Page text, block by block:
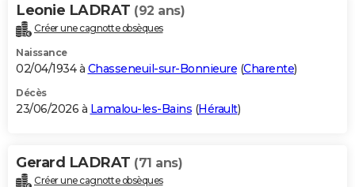
Carte de Noël
Carte Bonne année
Carte Saint-Valentin
Carte Pâques
Carte d'anniversaire
DICTIONNAIRE
Dictionnaire
Biographies
Citations
Expressions
Proverbes
PROGRAMME TV
S'inscrire
Se connecter
Lycées
Collèges
Primaires
Universités
Entreprises
Service militaire
Avis de recherche
AVIS DE DÉCÈS
Bricolage
Lifestyle
Culture
Sport
Auto
Television
Voyage
Cinema
Leonie LADRAT (92 ans)
Créer une cagnotte obsèques
Naissance
02/04/1934 à Chasseneuil-sur-Bonnieure (Charente)
Décès
23/06/2026 à Lamalou-les-Bains (Hérault)
Gerard LADRAT (71 ans)
Créer une cagnotte obsèques